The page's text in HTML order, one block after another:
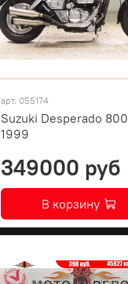
арт. 055174
Suzuki Desperado
1999
349000 руб
В корзину